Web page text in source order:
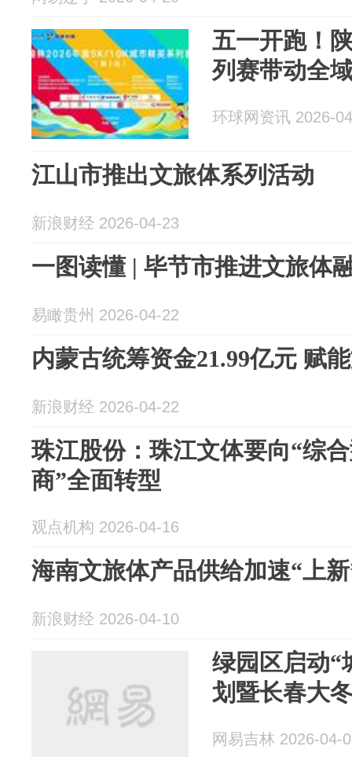
五一开跑！
列赛带动全
环球网资讯 2026-
江山市推出文旅体系列活动
新浪财经 2026-04-23
一图读懂 | 毕节市推进文旅体
易瞰贵州 2026-04-22
内蒙古统筹资金21.99亿元 赋
新浪财经 2026-04-22
珠江股份：珠江文体要向“综
商”全面转型
观点机构 2026-04-16
海南文旅体产品供给加速“上
新浪财经 2026-04-10
绿园区启动“
划暨长春大
网易吉林 2026-04-